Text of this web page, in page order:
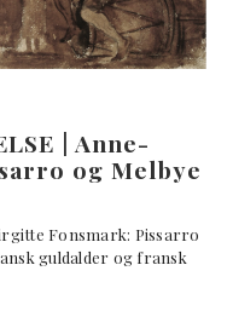
| Anne-
og Melbye
Fonsmark: Pissarro
guldalder og fransk